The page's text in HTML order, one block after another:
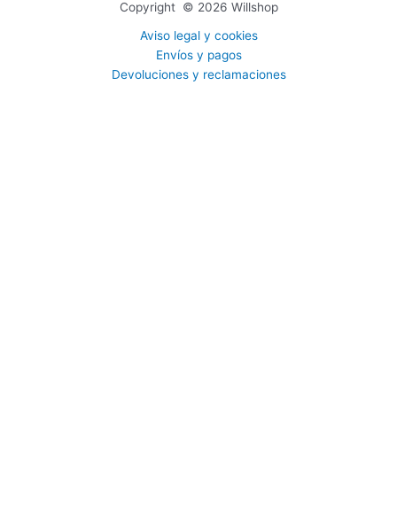
Copyright © 2026 Willshop
Aviso legal y cookies
Envíos y pagos
Devoluciones y reclamaciones